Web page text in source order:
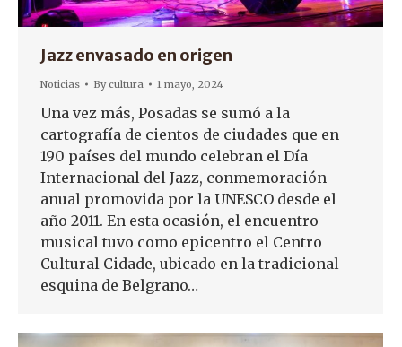
Jazz envasado en origen
Noticias Bycultura 1 mayo, 2024
Una vez más, Posadas se sumó a la
cartografía de cientos de ciudades que en
190 países del mundo celebran el Día
Internacional del Jazz, conmemoración
anual promovida por la UNESCO desde el
año 2011. En esta ocasión, el encuentro
musical tuvo como epicentro el Centro
Cultural Cidade, ubicado en la tradicional
esquina de Belgrano…